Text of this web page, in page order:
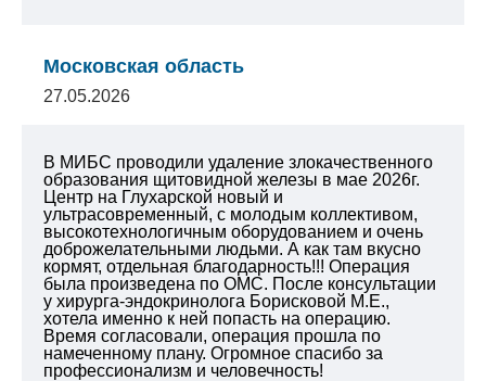
Московская область
27.05.2026
В МИБС проводили удаление злокачественного
образования щитовидной железы в мае 2026г.
Центр на Глухарской новый и
ультрасовременный, с молодым коллективом,
высокотехнологичным оборудованием и очень
доброжелательными людьми. А как там вкусно
кормят, отдельная благодарность!!! Операция
была произведена по ОМС. После консультации
у хирурга-эндокринолога Борисковой М.Е.,
хотела именно к ней попасть на операцию.
Время согласовали, операция прошла по
намеченному плану. Огромное спасибо за
профессионализм и человечность!